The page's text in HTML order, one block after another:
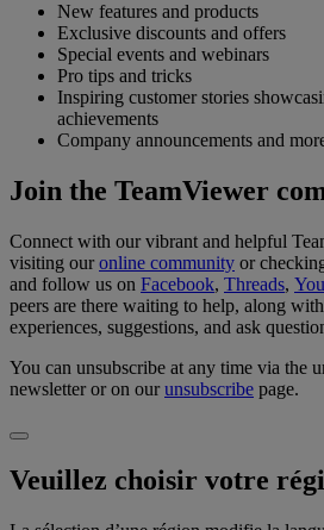
New features and products
Exclusive discounts and offers
Special events and webinars
Pro tips and tricks
Inspiring customer stories
achievements
Company announcements and
Join the TeamViewer
Connect with our vibrant and helpful
visiting ouronline community or
and follow us on Facebook, Threads,
peers are there waiting to help, along
experiences, suggestions, and ask
You can unsubscribe at any time via the
newsletter or on ourunsubscribe page.
Veuillez choisir votre